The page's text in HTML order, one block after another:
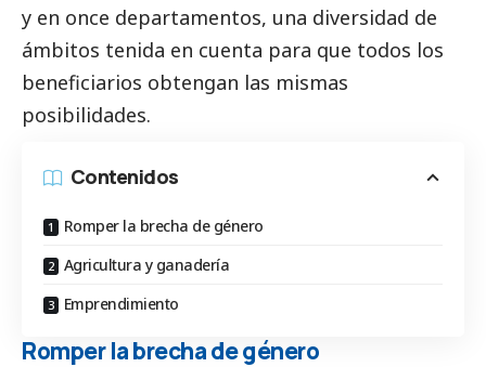
y en once departamentos, una diversidad de
ámbitos tenida en cuenta para que todos los
beneficiarios obtengan las mismas
posibilidades.
Contenidos
Romper la brecha de género
Agricultura y ganadería
Emprendimiento
Romper la brecha de género